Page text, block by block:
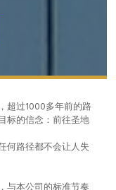
超过1000多年前的路
标的信念：前往圣地
何路径都不会让人失